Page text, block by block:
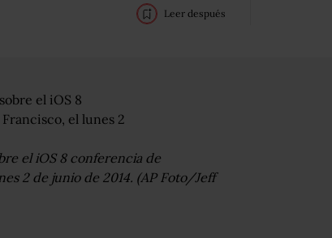
Leer después
el iOS 8 conferencia de
2 de junio de 2014. (AP Foto/Jeff